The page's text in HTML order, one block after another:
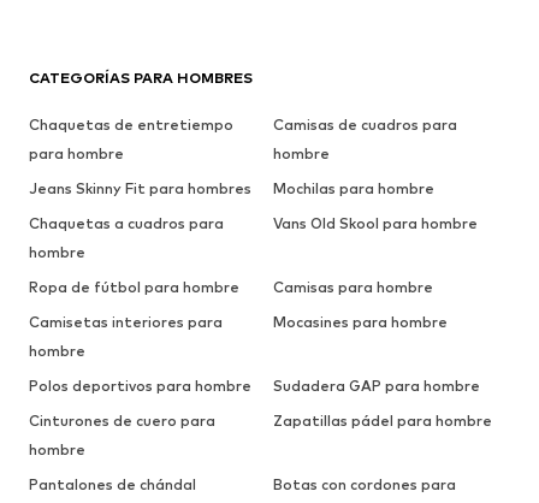
CATEGORÍAS PARA HOMBRES
Chaquetas de entretiempo
para hombre
Camisas de cuadros para
hombre
Jeans Skinny Fit para hombres
Mochilas para hombre
Chaquetas a cuadros para
hombre
Vans Old Skool para hombre
Ropa de fútbol para hombre
Camisas para hombre
Camisetas interiores para
hombre
Mocasines para hombre
Polos deportivos para hombre
Sudadera GAP para hombre
Cinturones de cuero para
hombre
Zapatillas pádel para hombre
Pantalones de chándal
Botas con cordones para